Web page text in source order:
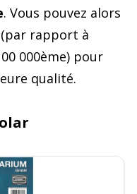
. Vous pouvez alors
rapport à
000ème) pour
qualité.